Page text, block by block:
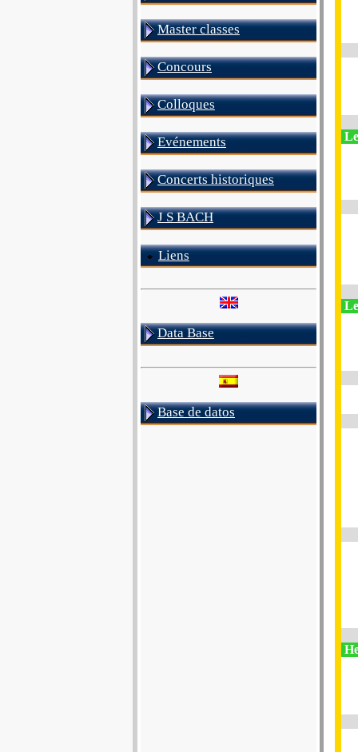
Master classes
Concours
Colloques
Evénements
Concerts historiques
J S BACH
Liens
Data Base
Base de datos